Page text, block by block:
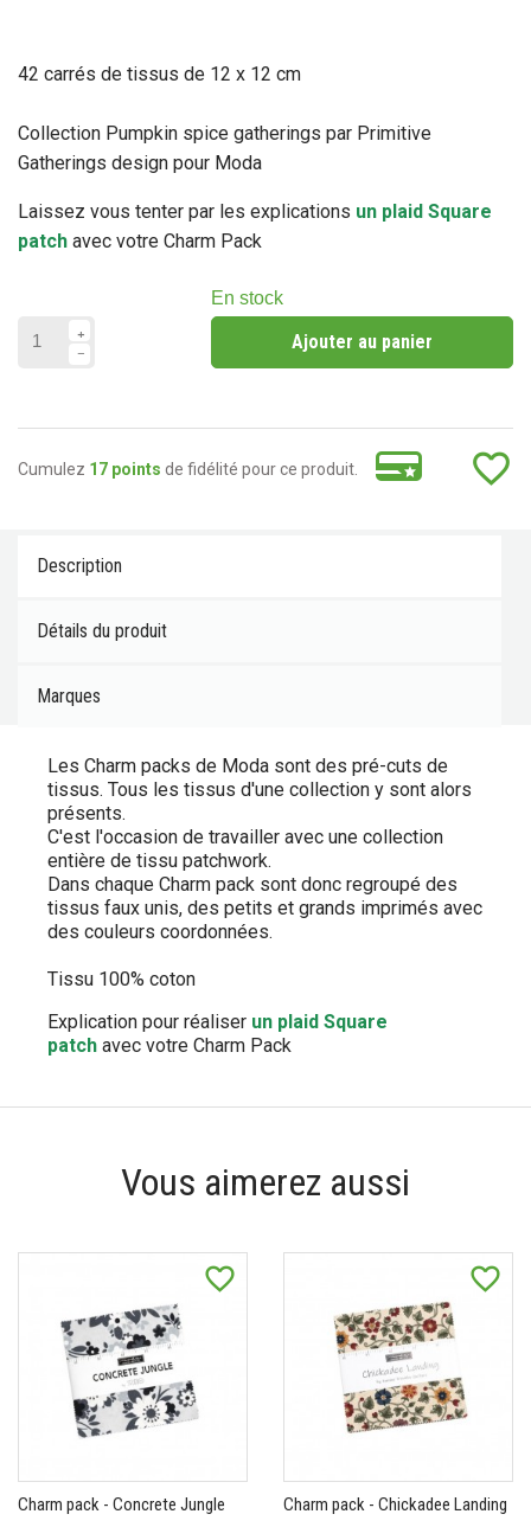
42 carrés de tissus de 12 x 12 cm
Collection Pumpkin spice gatherings par Primitive
Gatherings design pour Moda
Laissez vous tenter par les explications un plaid Square
patch avec votre Charm Pack
En stock
Ajouter au panier
favorite_border
Cumulez 17 points de fidélité pour ce produit.
Description
Détails du produit
Marques
Les Charm packs de Moda sont des pré-cuts de
tissus. Tous les tissus d'une collection y sont alors
présents.
C'est l'occasion de travailler avec une collection
entière de tissu patchwork.
Dans chaque Charm pack sont donc regroupé des
tissus faux unis, des petits et grands imprimés avec
des couleurs coordonnées.
Tissu 100% coton
Explication pour réaliser un plaid Square
patch avec votre Charm Pack
Vous aimerez aussi
favorite_border
Charm pack - Concrete Jungle
favorite_border
Charm pack - Chickadee Landing